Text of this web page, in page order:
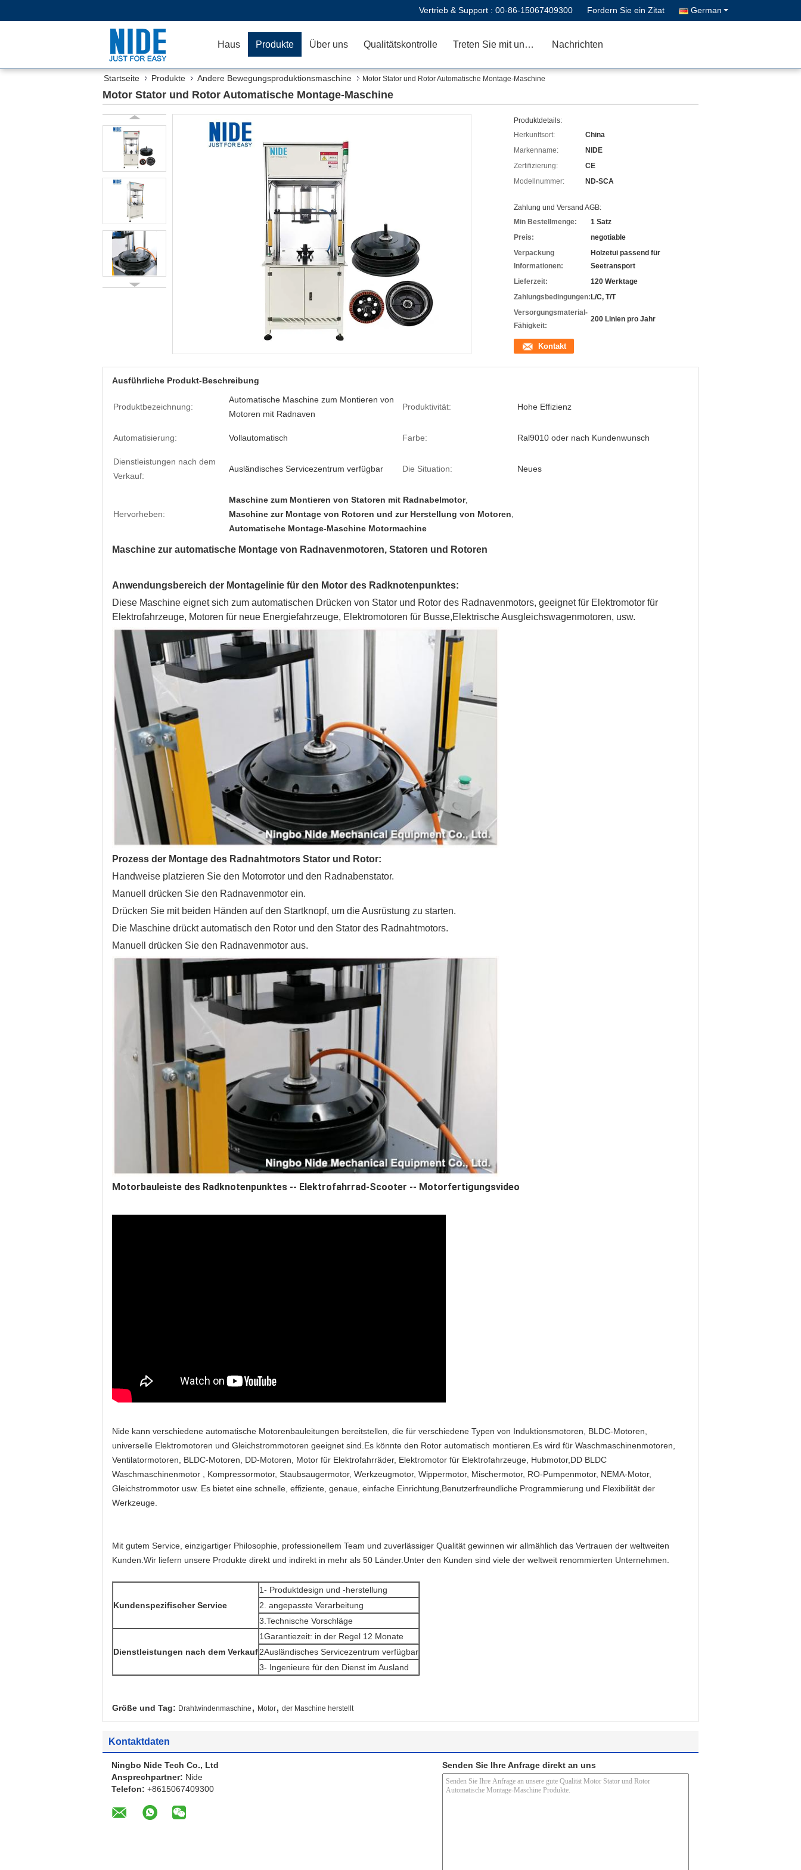
Vertrieb & Support : 00-86-15067409300 Fordern Sie ein Zitat German
Haus Produkte Über uns Qualitätskontrolle Treten Sie mit uns in Verbindung Nachrichten
Startseite Produkte Andere Bewegungsproduktionsmaschine Motor Stator und Rotor Automatische Montage-Maschine
Motor Stator und Rotor Automatische Montage-Maschine
Produktdetails:
Herkunftsort:
China
Markenname:
NIDE
Zertifizierung:
CE
Modellnummer:
ND-SCA
Zahlung und Versand AGB:
Min Bestellmenge:
1 Satz
Preis:
negotiable
Verpackung
Informationen:
Holzetui passend für
Seetransport
Lieferzeit:
120 Werktage
Zahlungsbedingungen: L/C, T/T
Versorgungsmaterial-
Fähigkeit:
200 Linien pro Jahr
Kontakt
Ausführliche Produkt-Beschreibung
Produktbezeichnung:
Automatische Maschine zum Montieren von
Motoren mit Radnaven
Produktivität: Hohe Effizienz
Automatisierung: Vollautomatisch Farbe: Ral9010 oder nach Kundenwunsch
Dienstleistungen nach dem
Verkauf:
Ausländisches Servicezentrum verfügbar Die Situation: Neues
Hervorheben:
Maschine zum Montieren von Statoren mit Radnabelmotor,
Maschine zur Montage von Rotoren und zur Herstellung von Motoren
Automatische Montage-Maschine Motormachine
Maschine zur automatische Montage von Radnavenmotoren, Statoren und Rotoren
Anwendungsbereich der Montagelinie für den Motor des Radknotenpunktes:
Diese Maschine eignet sich zum automatischen Drücken von Stator und Rotor des Radnavenmotors, geeignet für Elektromotor für
Elektrofahrzeuge, Motoren für neue Energiefahrzeuge, Elektromotoren für Busse,Elektrische Ausgleichswagenmotoren, usw.
Prozess der Montage des Radnahtmotors Stator und Rotor:
Handweise platzieren Sie den Motorrotor und den Radnabenstator.
Manuell drücken Sie den Radnavenmotor ein.
Drücken Sie mit beiden Händen auf den Startknopf, um die Ausrüstung zu starten.
Die Maschine drückt automatisch den Rotor und den Stator des Radnahtmotors.
Manuell drücken Sie den Radnavenmotor aus.
Motorbauleiste des Radknotenpunktes -- Elektrofahrrad-Scooter -- Motorfertigungsvideo
Nide kann verschiedene automatische Motorenbauleitungen bereitstellen, die für verschiedene Typen von Induktionsmotoren, BLDC-Motoren,
universelle Elektromotoren und Gleichstrommotoren geeignet sind.Es könnte den Rotor automatisch montieren.Es wird für Waschmaschinenmotoren,
Ventilatormotoren, BLDC-Motoren, DD-Motoren, Motor für Elektrofahrräder, Elektromotor für Elektrofahrzeuge, Hubmotor,DD BLDC
Waschmaschinenmotor , Kompressormotor, Staubsaugermotor, Werkzeugmotor, Wippermotor, Mischermotor, RO-Pumpenmotor, NEMA-Motor,
Gleichstrommotor usw. Es bietet eine schnelle, effiziente, genaue, einfache Einrichtung,Benutzerfreundliche Programmierung und Flexibilität der
Werkzeuge.
Mit gutem Service, einzigartiger Philosophie, professionellem Team und zuverlässiger Qualität gewinnen wir allmählich das Vertrauen der weltweiten
Kunden.Wir liefern unsere Produkte direkt und indirekt in mehr als 50 Länder.Unter den Kunden sind viele der weltweit renommierten Unternehmen.
Kundenspezifischer Service
1- Produktdesign und -herstellung
2. angepasste Verarbeitung
3.Technische Vorschläge
Dienstleistungen nach dem Verkauf
1Garantiezeit: in der Regel 12 Monate
2Ausländisches Servicezentrum verfügbar
3- Ingenieure für den Dienst im Ausland
Größe und Tag: Drahtwindenmaschine , Motor, der Maschine herstellt
Kontaktdaten
Ningbo Nide Tech Co., Ltd
Ansprechpartner: Nide
Telefon: +8615067409300
Senden Sie Ihre Anfrage direkt an uns